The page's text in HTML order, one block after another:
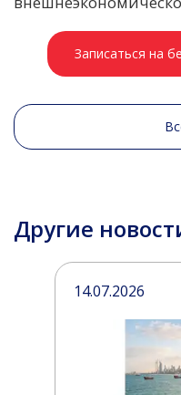
Записаться на
Другие
14.07.2026